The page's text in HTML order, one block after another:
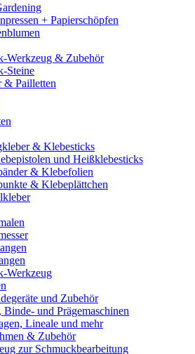
+ Papierschöpfen
Werkzeug & Zubehör
Steine
& Pailletten
& Klebesticks
und Heißklebesticks
& Klebefolien
& Klebeplättchen
Werkzeug
und Zubehör
Binde- und Prägemaschinen
Lineale und mehr
& Zubehör
zur Schmuckbearbeitung